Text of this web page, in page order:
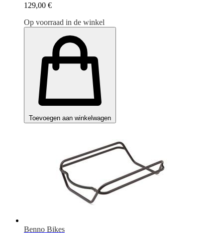
129,00 €
Op voorraad in de winkel
Toevoegen aan winkelwagen
Benno Bikes